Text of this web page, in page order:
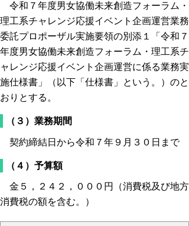
令和７年度男女協働未来創造フォーラム・
理工系チャレンジ応援イベント企画運営業務
委託プロポーザル実施要領の別添１「令和７
年度男女協働未来創造フォーラム・理工系チ
ャレンジ応援イベント企画運営に係る業務実
施仕様書」（以下「仕様書」という。）のと
おりとする。
（３）業務期間
契約締結日から令和７年９月３０日まで
（４）予算額
金５，２４２，０００円（消費税及び地方
消費税の額を含む。）